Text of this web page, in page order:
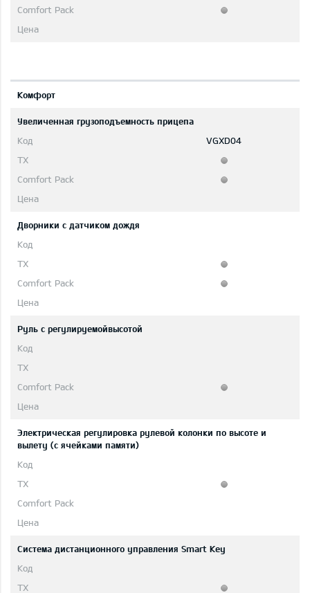
Комфорт
Увеличенная грузоподъемность прицепа
VGXD04
Дворники с датчиком дождя
Руль с регулируемойвысотой
Электрическая регулировка рулевой колонки по высоте и
вылету (с ячейками памяти)
Система дистанционного управления Smart Key